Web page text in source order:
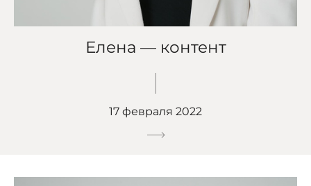
Елена — контент
17 февраля 2022